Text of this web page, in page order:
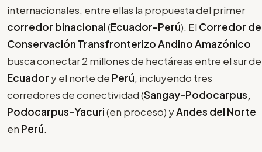
internacionales, entre ellas la propuesta del primer
corredor binacional(Ecuador-Perú). El Corredor de
Conservación Transfronterizo Andino Amazónico
busca conectar 2 millones de hectáreas entre el sur de
Ecuador y el norte de Perú, incluyendo tres
corredores de conectividad (Sangay-Podocarpus,
Podocarpus-Yacuri(en proceso) yAndes del Norte
en Perú.